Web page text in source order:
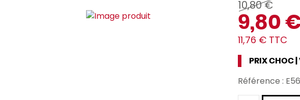
10,80 €
9,80
11,76 € TTC
PRIX CHOC
Référence :